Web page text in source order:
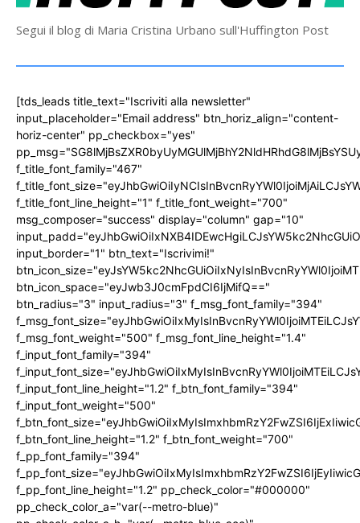
Segui il blog di Maria Cristina Urbano sull'Huffington Post
[tds_leads title_text="Iscriviti alla newsletter"
input_placeholder="Email address" btn_horiz_align="content-
horiz-center" pp_checkbox="yes"
f_title_font_family="467"
f_title_font_line_height="1" f_title_font_weight="700"
msg_composer="success" display="column" gap="10"
input_border="1" btn_text="Iscrivimi!"
btn_icon_space="eyJwb3J0cmFpdCI6IjMifQ=="
btn_radius="3" input_radius="3" f_msg_font_family="394"
f_msg_font_weight="500" f_msg_font_line_height="1.4"
f_input_font_family="394"
f_input_font_line_height="1.2" f_btn_font_family="394"
f_input_font_weight="500"
f_btn_font_line_height="1.2" f_btn_font_weight="700"
f_pp_font_family="394"
f_pp_font_line_height="1.2" pp_check_color="#000000"
pp_check_color_a="var(--metro-blue)"